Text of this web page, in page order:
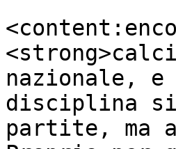
nazionale,
disciplina si
partite, ma